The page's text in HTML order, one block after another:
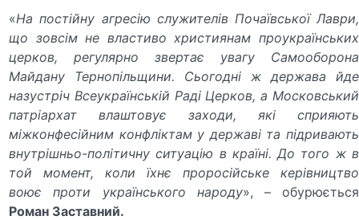
«На постійну агресію служителів Почаївської Лаври,
що зовсім не властиво християнам проукраїнських
церков, регулярно звертає увагу Самооборона
Майдану Тернопільщини. Сьогодні ж держава йде
назустріч Всеукраїнській Раді Церков, а Московський
патріархат влаштовує заходи, які сприяють
міжконфесійним конфліктам у державі та підривають
внутрішньо-політичну ситуацію в країні. До того ж в
той момент, коли їхнє проросійське керівництво
воює проти українського народу», – обурюється
Роман Заставний.